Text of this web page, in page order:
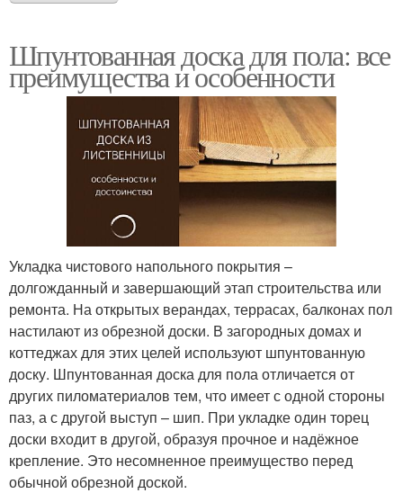
Шпунтованная доска для пола: все
преимущества и особенности
Укладка чистового напольного покрытия –
долгожданный и завершающий этап строительства или
ремонта. На открытых верандах, террасах, балконах пол
настилают из обрезной доски. В загородных домах и
коттеджах для этих целей используют шпунтованную
доску. Шпунтованная доска для пола отличается от
других пиломатериалов тем, что имеет с одной стороны
паз, а с другой выступ – шип. При укладке один торец
доски входит в другой, образуя прочное и надёжное
крепление. Это несомненное преимущество перед
обычной обрезной доской.